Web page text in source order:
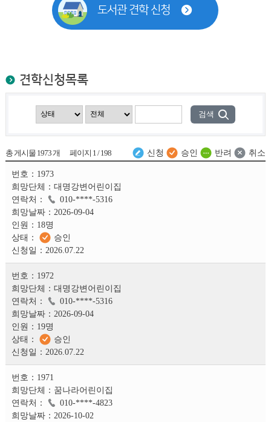
도서관 견학 신청
견학신청목록
총 게시물 1973개 페이지 1 /198 신청 승인 반려 취소
1973
대명강변어린이집
010-****-5316
2026-09-04
18명
승인
2026.07.22
1972
대명강변어린이집
010-****-5316
2026-09-04
19명
승인
2026.07.22
1971
꿈나라어린이집
010-****-4823
2026-10-02